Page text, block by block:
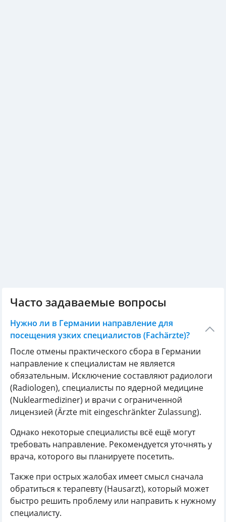
Часто задаваемые вопросы
Нужно ли в Германии направление для
посещения узких специалистов (Fachärzte)?
После отмены практического сбора в Германии
направление к специалистам не является
обязательным. Исключение составляют радиологи
(Radiologen), специалисты по ядерной медицине
(Nuklearmediziner) и врачи с ограниченной
лицензией (Ärzte mit eingeschränkter Zulassung).
Однако некоторые специалисты всё ещё могут
требовать направление. Рекомендуется уточнять у
врача, которого вы планируете посетить.
Также при острых жалобах имеет смысл сначала
обратиться к терапевту (Hausarzt), который может
быстро решить проблему или направить к нужному
специалисту.